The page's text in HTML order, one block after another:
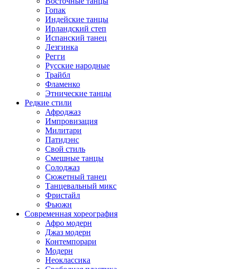
Гопак
Индейские танцы
Ирландский степ
Испанский танец
Лезгинка
Регги
Русские народные
Трайбл
Фламенко
Этнические танцы
Редкие стили
Афроджаз
Импровизация
Милитари
Патидэнс
Свой стиль
Смешные танцы
Солоджаз
Сюжетный танец
Танцевальный микс
Фристайл
Фьюжн
Современная хореография
Афро модерн
Джаз модерн
Контемпорари
Модерн
Неоклассика